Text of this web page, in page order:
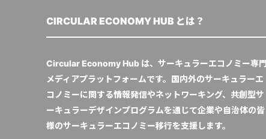
CIRCULAR ECONOMY HUB とは？
Circular Economy Hub は、サーキュラーエコノミー専門
メディアプラットフォームです。国内外のサーキュラーエ
コノミーに関する情報発信やネットワーキング、共創型サ
ーキュラーデザインプログラムを通じて企業や自治体の皆
様のサーキュラーエコノミー移行を支援します。